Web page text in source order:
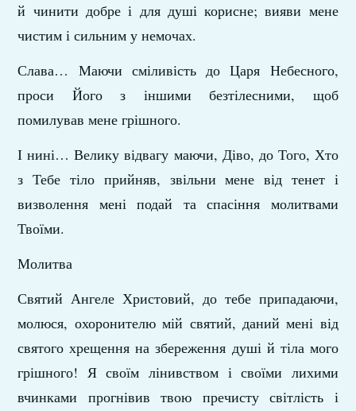
й чинити добре і для душі корисне; вияви мене
чистим і сильним у немочах.
Слава… Маючи сміливість до Царя Небесного,
проси Його з іншими безтілесними, щоб
помилував мене грішного.
І нині… Велику відвагу маючи, Діво, до Того, Хто
з Тебе тіло прийняв, звільни мене від тенет і
визволення мені подай та спасіння молитвами
Твоїми.
Молитва
Святий Ангеле Христовий, до тебе припадаючи,
молюся, охоронителю мій святий, даний мені від
святого хрещення на збереження душі й тіла мого
грішного! Я своїм лінивством і своїми лихими
вчинками прогнівив твою пречисту світлість і